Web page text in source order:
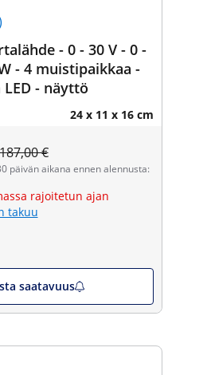
- 0 - 30 V - 0 -
- 4 muistipaikkaa -
- näyttö
24 x 11 x 16 cm
€
päivän aikana ennen alennusta:
rajoitetun ajan
takuu
saatavuus